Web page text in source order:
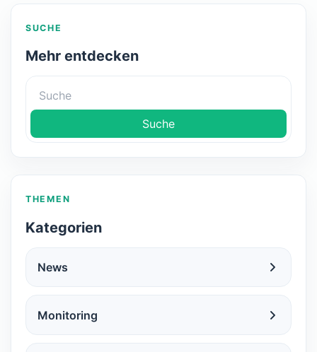
SUCHE
Mehr entdecken
Suche
THEMEN
Kategorien
News
Monitoring